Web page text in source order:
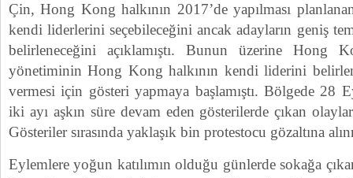
Çin, Hong Kong halkının 2017’de yapılması
kendi liderlerini seçebileceğini ancak adayların geniş
belirleneceğini açıklamıştı. Bunun üzerine Hong
yönetiminin Hong Kong halkının kendi liderini
vermesi için gösteri yapmaya başlamıştı. Bölgede 28
iki ayı aşkın süre devam eden gösterilerde çıkan
Gösteriler sırasında yaklaşık bin protestocu gözaltına
Eylemlere yoğun katılımın olduğu günlerde sokağa